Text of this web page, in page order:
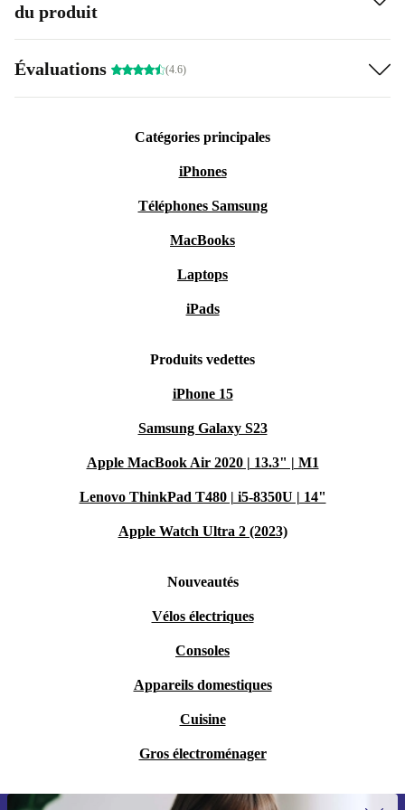
du produit
Évaluations (4.6)
Catégories principales
iPhones
Téléphones Samsung
MacBooks
Laptops
iPads
Produits vedettes
iPhone 15
Samsung Galaxy S23
Apple MacBook Air 2020 | 13.3" | M1
Lenovo ThinkPad T480 | i5-8350U | 14"
Apple Watch Ultra 2 (2023)
Nouveautés
Vélos électriques
Consoles
Appareils domestiques
Cuisine
Gros électroménager